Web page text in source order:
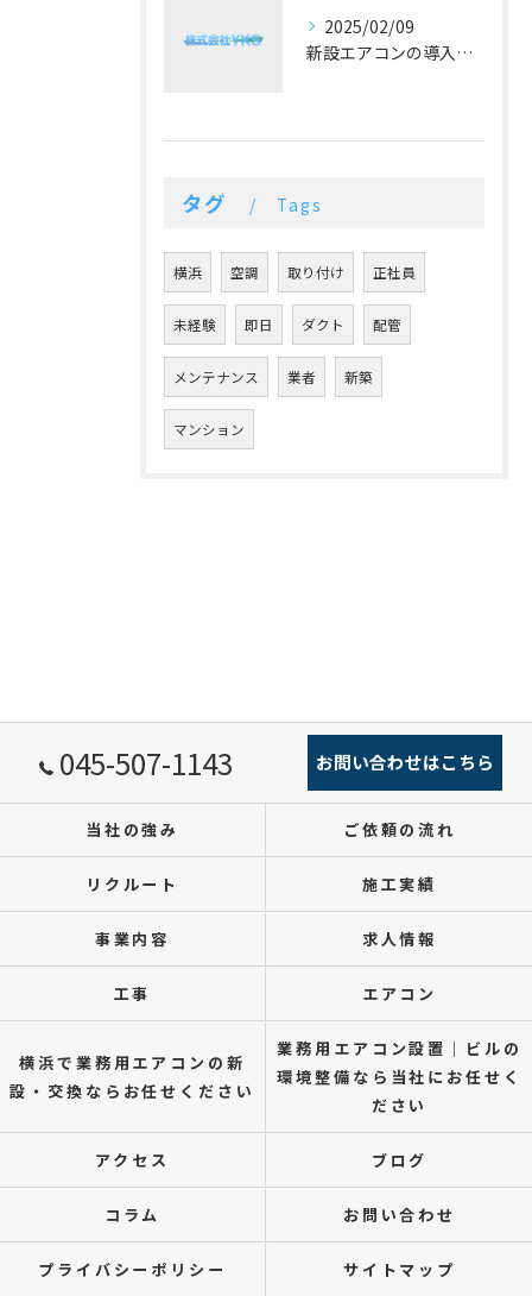
2025/02/09
新設エアコンの導入効果と最新技術
タグ Tags
横浜 空調 取り付け 正社員
未経験 即日 ダクト 配管
メンテナンス 業者 新築
マンション
045-507-1143 お問い合わせはこちら
当社の強み ご依頼の流れ
リクルート 施工実績
事業内容 求人情報
工事 エアコン
横浜で業務用エアコンの新
設・交換ならお任せください
業務用エアコン設置｜ビルの
環境整備なら当社にお任せく
ださい
アクセス ブログ
コラム お問い合わせ
プライバシーポリシー サイトマップ